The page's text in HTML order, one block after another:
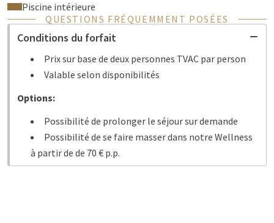
Piscine intérieure
QUESTIONS FRÉQUEMMENT POSÉES
Conditions du forfait
Prix sur base de deux personnes TVAC par person
Valable selon disponibilités
Options:
Possibilité de prolonger le séjour sur demande
Possibilité de se faire masser dans notre Wellness
à partir de de 70 € p.p.